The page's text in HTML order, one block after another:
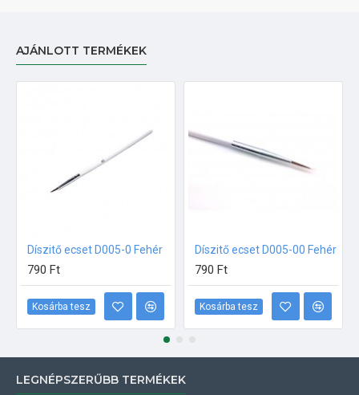
AJÁNLOTT TERMÉKEK
Díszitő ecset D005-0 Fehér
790 Ft
Kosárba tesz
Díszitő ecset D005-00 Fehér
790 Ft
Kosárba tesz
LEGNÉPSZERŰBB TERMÉKEK